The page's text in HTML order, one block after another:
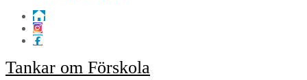
Tankar om Förskola